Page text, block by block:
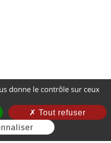
légales
donne le contrôle sur ceux
Tout refuser